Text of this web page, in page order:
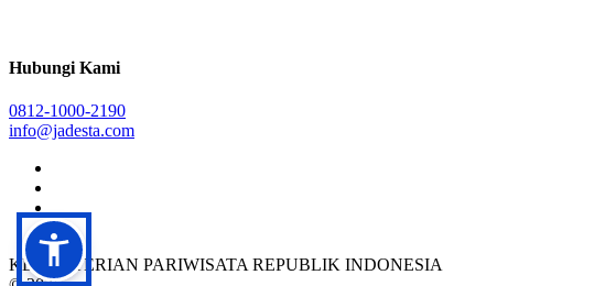
Hubungi Kami
0812-1000-2190
info@jadesta.com
KEMENTERIAN PARIWISATA REPUBLIK INDONESIA